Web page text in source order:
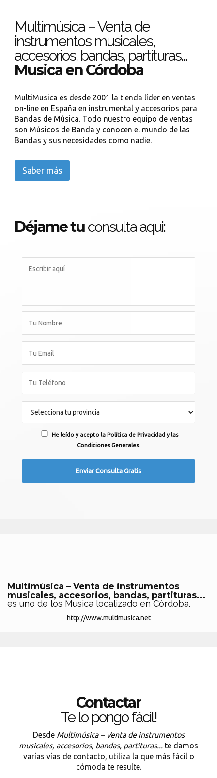
Multimúsica – Venta de
instrumentos musicales,
accesorios, bandas, partituras...
Musica en Córdoba
MultiMusica es desde 2001 la tienda líder en ventas
on-line en España en instrumental y accesorios para
Bandas de Música. Todo nuestro equipo de ventas
son Músicos de Banda y conocen el mundo de las
Bandas y sus necesidades como nadie.
Saber más
Déjame tu consulta aqui:
He leído y acepto la Política de Privacidad y las
Condiciones Generales.
Multimúsica – Venta de instrumentos
musicales, accesorios, bandas, partituras...
es uno de los Musica localizado en Córdoba.
http://www.multimusica.net
Contactar
Te lo pongo fácil!
Desde Multimúsica – Venta de instrumentos
musicales, accesorios, bandas, partituras... te damos
varías vías de contacto, utiliza la que más fácil o
cómoda te resulte.